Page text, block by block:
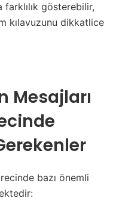
gösterebilir,
kılavuzunu dikkatlice
Mesajları
bazı önemli